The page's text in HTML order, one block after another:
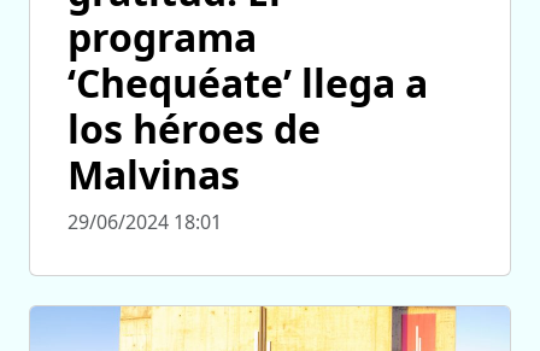
programa
‘Chequéate’ llega a
los héroes de
Malvinas
29/06/2024 18:01